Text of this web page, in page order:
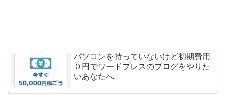
パソコンを持っていないけど初期費用
０円でワードプレスのブログをやりた
いあなたへ